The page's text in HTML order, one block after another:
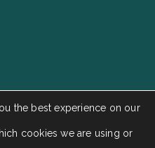
the best experience on our
cookies we are using or